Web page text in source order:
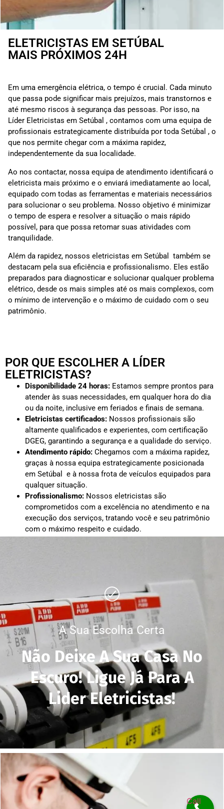
ELETRICISTAS EM SETÚBAL
MAIS PRÓXIMOS 24H
Em uma emergência elétrica, o tempo é crucial. Cada minuto
que passa pode significar mais prejuízos, mais transtornos e
até mesmo riscos à segurança das pessoas. Por isso, na
Líder Eletricistas em Setúbal , contamos com uma equipa de
profissionais estrategicamente distribuída por toda Setúbal , o
que nos permite chegar com a máxima rapidez,
independentemente da sua localidade.
Ao nos contactar, nossa equipa de atendimento identificará o
eletricista mais próximo e o enviará imediatamente ao local,
equipado com todas as ferramentas e materiais necessários
para solucionar o seu problema. Nosso objetivo é minimizar
o tempo de espera e resolver a situação o mais rápido
possível, para que possa retomar suas atividades com
tranquilidade.
Além da rapidez, nossos eletricistas em Setúbal também se
destacam pela sua eficiência e profissionalismo. Eles estão
preparados para diagnosticar e solucionar qualquer problema
elétrico, desde os mais simples até os mais complexos, com
o mínimo de intervenção e o máximo de cuidado com o seu
patrimônio.
POR QUE ESCOLHER A LÍDER
ELETRICISTAS?
Disponibilidade 24 horas: Estamos sempre prontos para
atender às suas necessidades, em qualquer hora do dia
ou da noite, inclusive em feriados e finais de semana.
Eletricistas certificados: Nossos profissionais são
altamente qualificados e experientes, com certificação
DGEG, garantindo a segurança e a qualidade do serviço.
Atendimento rápido: Chegamos com a máxima rapidez,
graças à nossa equipa estrategicamente posicionada
em Setúbal e à nossa frota de veículos equipados para
qualquer situação.
Profissionalismo: Nossos eletricistas são
comprometidos com a excelência no atendimento e na
execução dos serviços, tratando você e seu patrimônio
com o máximo respeito e cuidado.
A Sua Escolha Certa
Não Deixe A Sua Casa No
Escuro! Ligue Já Para A
Lider Eletricistas!
Call